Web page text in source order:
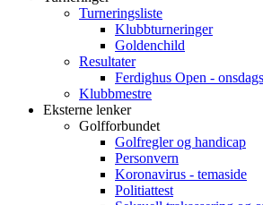
Turneringsliste
Klubbturneringer
Goldenchild
Resultater
Ferdighus Open -
Klubbmestre
Eksterne lenker
Golfforbundet
Golfregler og handicap
Personvern
Koronavirus - temaside
Politiattest